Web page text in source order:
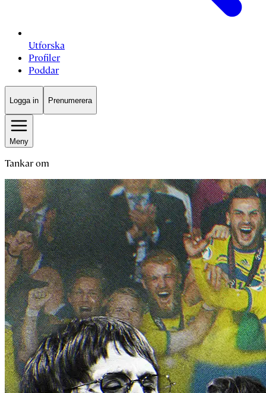
Utforska
Profiler
Poddar
Logga in Prenumerera
Meny
Tankar om